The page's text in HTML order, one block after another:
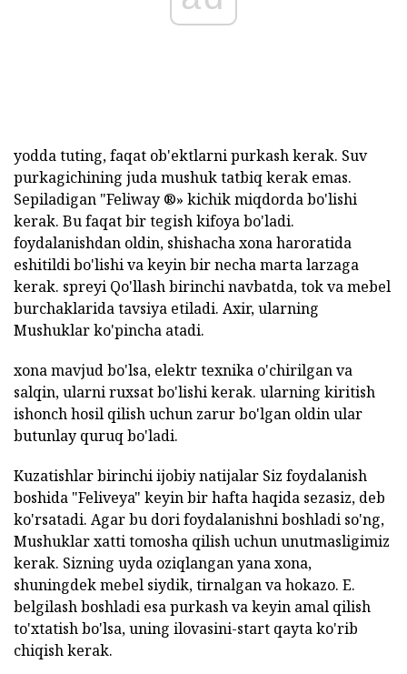
yodda tuting, faqat ob'ektlarni purkash kerak. Suv
purkagichining juda mushuk tatbiq kerak emas.
Sepiladigan "Feliway ®» kichik miqdorda bo'lishi
kerak. Bu faqat bir tegish kifoya bo'ladi.
foydalanishdan oldin, shishacha xona haroratida
eshitildi bo'lishi va keyin bir necha marta larzaga
kerak. spreyi Qo'llash birinchi navbatda, tok va mebel
burchaklarida tavsiya etiladi. Axir, ularning
Mushuklar ko'pincha atadi.
xona mavjud bo'lsa, elektr texnika o'chirilgan va
salqin, ularni ruxsat bo'lishi kerak. ularning kiritish
ishonch hosil qilish uchun zarur bo'lgan oldin ular
butunlay quruq bo'ladi.
Kuzatishlar birinchi ijobiy natijalar Siz foydalanish
boshida "Feliveya" keyin bir hafta haqida sezasiz, deb
ko'rsatadi. Agar bu dori foydalanishni boshladi so'ng,
Mushuklar xatti tomosha qilish uchun unutmasligimiz
kerak. Sizning uyda oziqlangan yana xona,
shuningdek mebel siydik, tirnalgan va hokazo. E.
belgilash boshladi esa purkash va keyin amal qilish
to'xtatish bo'lsa, uning ilovasini-start qayta ko'rib
chiqish kerak.